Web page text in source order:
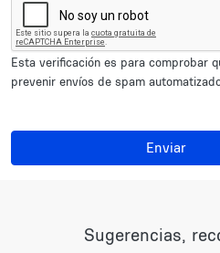
Esta verificación es para comprobar
prevenir envíos de spam
Enviar
Sugerencias,